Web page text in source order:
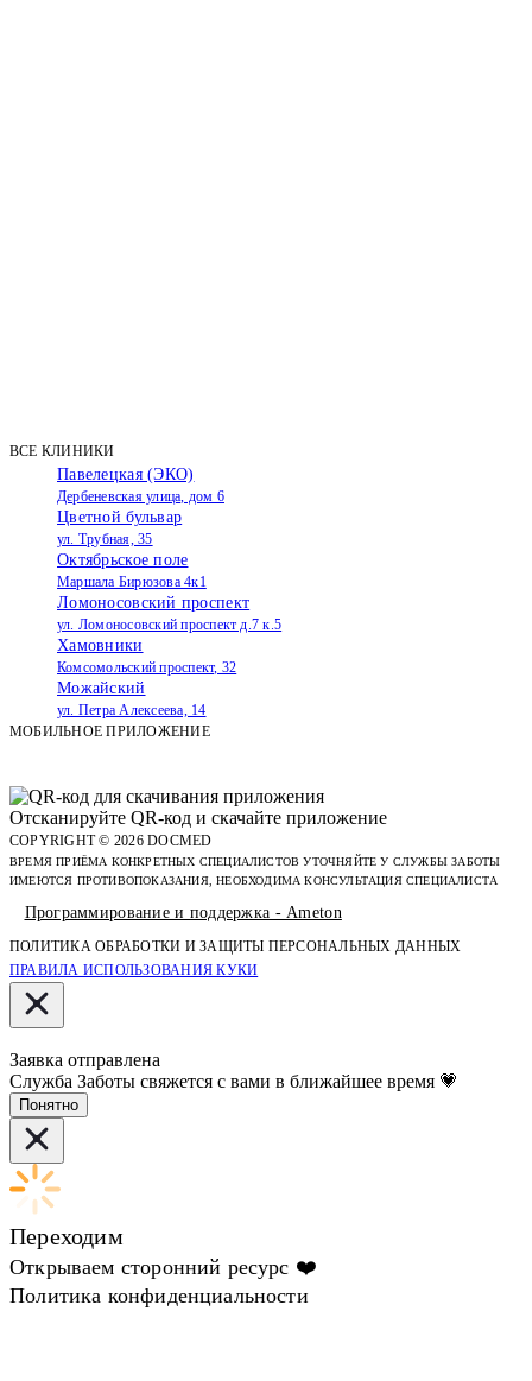
ВСЕ КЛИНИКИ
Павелецкая (ЭКО)
Дербеневская улица, дом 6
Цветной бульвар
ул. Трубная, 35
Октябрьское поле
Маршала Бирюзова 4к1
Ломоносовский проспект
ул. Ломоносовский проспект д.7 к.5
Хамовники
Комсомольский проспект, 32
Можайский
ул. Петра Алексеева, 14
МОБИЛЬНОЕ ПРИЛОЖЕНИЕ
Отсканируйте QR-код и скачайте приложение
COPYRIGHT © 2026 DOCMED
ВРЕМЯ ПРИЁМА КОНКРЕТНЫХ СПЕЦИАЛИСТОВ УТОЧНЯЙТЕ У СЛУЖБЫ ЗАБОТЫ
ИМЕЮТСЯ ПРОТИВОПОКАЗАНИЯ, НЕОБХОДИМА КОНСУЛЬТАЦИЯ СПЕЦИАЛИСТА
Программирование и поддержка - Ameton
ПОЛИТИКА ОБРАБОТКИ И ЗАЩИТЫ ПЕРСОНАЛЬНЫХ ДАННЫХ
ПРАВИЛА ИСПОЛЬЗОВАНИЯ КУКИ
Заявка отправлена
Служба Заботы свяжется с вами в ближайшее время 💗
Понятно
Переходим
Открываем сторонний ресурс ❤️
Политика конфиденциальности